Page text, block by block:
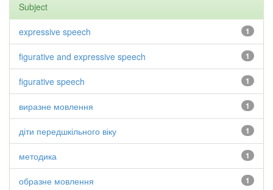
Subject
1
expressive speech
1
figurative and expressive speech
1
figurative speech
1
виразне мовлення
1
діти передшкільного віку
1
методика
1
образне мовлення